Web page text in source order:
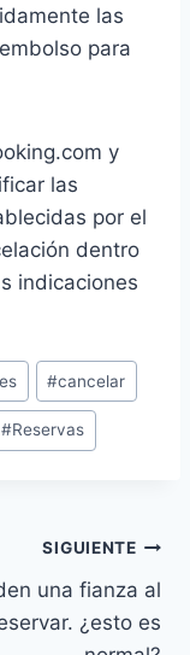
las
para
y
las
por el
dentro
indicaciones
#cancelar
#Reservas
SIGUIENTE
una fianza al
¿esto es